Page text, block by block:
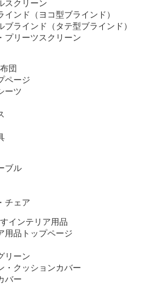
スクリーン
インド（ヨコ型ブラインド）
ブラインド（タテ型ブラインド）
プリーツスクリーン
団
ページ
ーツ
ブル
チェア
インテリア用品
用品トップページ
リーン
・クッションカバー
バー